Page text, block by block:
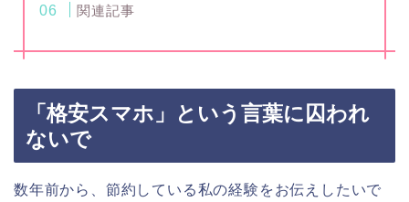
関連記事
「格安スマホ」という言葉に囚われ
ないで
数年前から、節約している私の経験をお伝えしたいで